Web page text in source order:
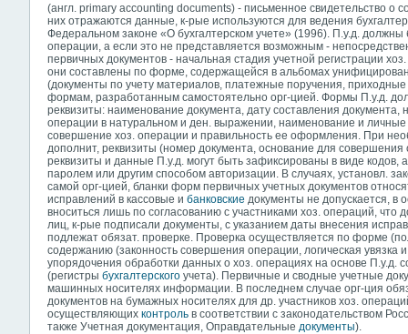
(англ. primary accounting documents) - письменное свидетельство о
них отражаются данные, к-рые используются для ведения
Федеральном законе «О бухгалтерском учете» (1996). П.у.д.
операции, а если это не представляется возможным -
первичных документов - начальная стадия учетной регистрации
они составлены по форме, содержащейся в альбомах
(документы по учету материалов, платежные поручения,
формам, разработанным самостоятельно орг-цией. Формы П.у.д.
реквизиты: наименование документа, дату составления
операции в натуральном и ден. выражении, наименование и
совершение хоз. операции и правильность ее оформления. При
дополнит, реквизиты (номер документа, основание для
реквизиты и данные П.у.д. могут быть зафиксированы в виде кодов,
паролем или другим способом авторизации. В случаях, установл.
самой орг-цией, бланки форм первичных учетных документов
исправлений в кассовые и банковские документы не допускается, в
вноситься лишь по согласованию с участниками хоз. операций,
лиц, к-рые подписали документы, с указанием даты внесения
подлежат обязат. проверке. Проверка осуществляется по форме
содержанию (законность совершения операции, логическая увязка
упорядочения обработки данных о хоз. операциях на основе П.у.д.
(регистры бухгалтерского учета). Первичные и сводные учетные
машинных носителях информации. В последнем случае орг-ция
документов на бумажных носителях для др. участников хоз.
осуществляющих контроль в соответствии с законодательством
также Учетная документация, Оправдательные документы).